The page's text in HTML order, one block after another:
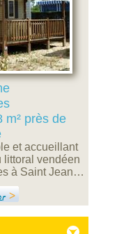
m² près de
et accueillant
littoral vendéen
à Saint Jean…